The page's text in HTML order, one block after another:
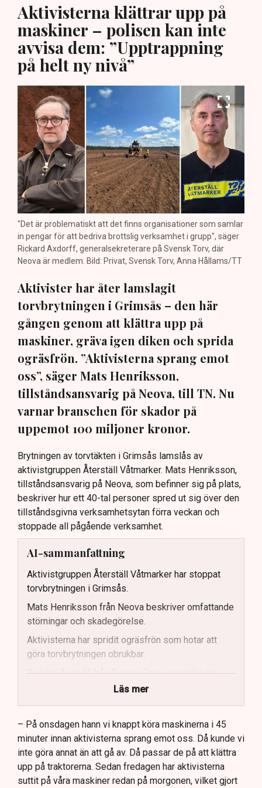
Aktivisterna klättrar upp på
maskiner – polisen kan inte
avvisa dem: ”Upptrappning
på helt ny nivå”
"Det är problematiskt att det finns organisationer som samlar
in pengar för att bedriva brottslig verksamhet i grupp", säger
Rickard Axdorff, generalsekreterare på Svensk Torv, där
Neova är medlem. Bild: Privat, Svensk Torv, Anna Hållams/TT
Aktivister har åter lamslagit
torvbrytningen i Grimsås – den här
gången genom att klättra upp på
maskiner, gräva igen diken och sprida
ogräsfrön. ”Aktivisterna sprang emot
oss”, säger Mats Henriksson,
tillståndsansvarig på Neova, till TN. Nu
varnar branschen för skador på
uppemot 100 miljoner kronor.
Brytningen av torvtäkten i Grimsås lamslås av
aktivistgruppen Återställ Våtmarker. Mats Henriksson,
tillståndsansvarig på Neova, som befinner sig på plats,
beskriver hur ett 40-tal personer spred ut sig över den
tillståndsgivna verksamhetsytan förra veckan och
stoppade all pågående verksamhet.
AI-sammanfattning
Aktivistgruppen Återställ Våtmarker har stoppat
torvbrytningen i Grimsås.
Mats Henriksson från Neova beskriver omfattande
störningar och skadegörelse.
Aktivisterna har spridit ogräsfrön som hotar att
göra torvbrytningen obrukbar.
Rickard Axdorff från Svensk Torv varnar för ett
stort ekonomiskt sabotage.
Dialogpolisen på plats står maktlös inför
aktivisternas handlingar.
Frågor kvarstår om finansiering av illegal aktivism.
Läs mer
– På onsdagen hann vi knappt köra maskinerna i 45
minuter innan aktivisterna sprang emot oss. Då kunde vi
inte göra annat än att gå av. Då passar de på att klättra
upp på traktorerna. Sedan fredagen har aktivisterna
suttit på våra maskiner redan på morgonen, vilket gjort